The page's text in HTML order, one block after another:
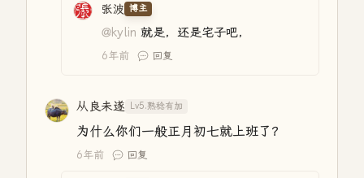
张波 博主
@kylin 就是，还是宅子吧，
6年前 回复
从良未遂 Lv5.熟稔有加
为什么你们一般正月初七就上班了？
6年前 回复